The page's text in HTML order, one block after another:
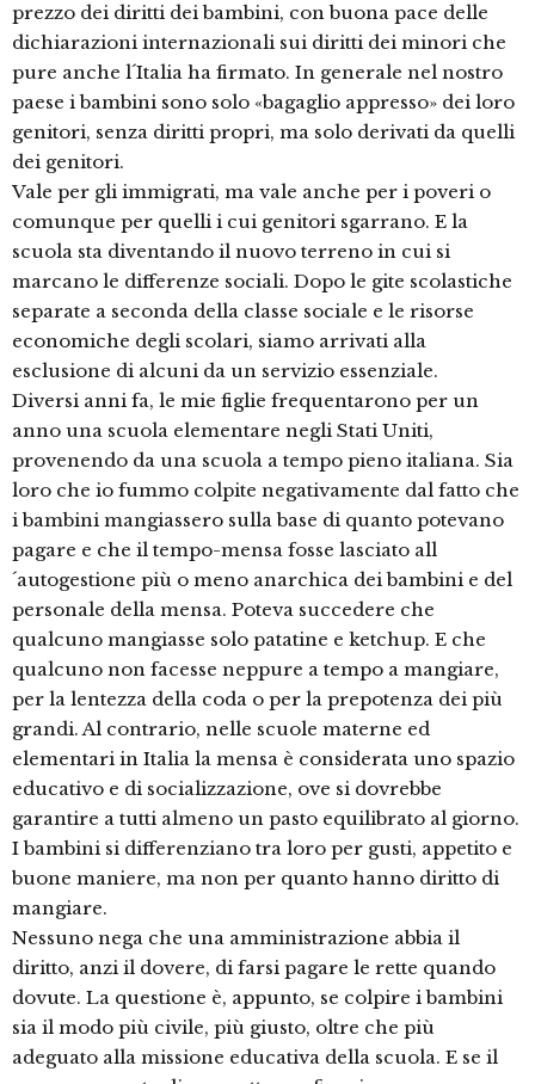
prezzo dei diritti dei bambini, con buona pace delle
dichiarazioni internazionali sui diritti dei minori che
pure anche l´Italia ha firmato. In generale nel nostro
paese i bambini sono solo «bagaglio appresso» dei loro
genitori, senza diritti propri, ma solo derivati da quelli
dei genitori.
Vale per gli immigrati, ma vale anche per i poveri o
comunque per quelli i cui genitori sgarrano. E la
scuola sta diventando il nuovo terreno in cui si
marcano le differenze sociali. Dopo le gite scolastiche
separate a seconda della classe sociale e le risorse
economiche degli scolari, siamo arrivati alla
esclusione di alcuni da un servizio essenziale.
Diversi anni fa, le mie figlie frequentarono per un
anno una scuola elementare negli Stati Uniti,
provenendo da una scuola a tempo pieno italiana. Sia
loro che io fummo colpite negativamente dal fatto che
i bambini mangiassero sulla base di quanto potevano
pagare e che il tempo-mensa fosse lasciato all
´autogestione più o meno anarchica dei bambini e del
personale della mensa. Poteva succedere che
qualcuno mangiasse solo patatine e ketchup. E che
qualcuno non facesse neppure a tempo a mangiare,
per la lentezza della coda o per la prepotenza dei più
grandi. Al contrario, nelle scuole materne ed
elementari in Italia la mensa è considerata uno spazio
educativo e di socializzazione, ove si dovrebbe
garantire a tutti almeno un pasto equilibrato al giorno.
I bambini si differenziano tra loro per gusti, appetito e
buone maniere, ma non per quanto hanno diritto di
mangiare.
Nessuno nega che una amministrazione abbia il
diritto, anzi il dovere, di farsi pagare le rette quando
dovute. La questione è, appunto, se colpire i bambini
sia il modo più civile, più giusto, oltre che più
adeguato alla missione educativa della scuola. E se il